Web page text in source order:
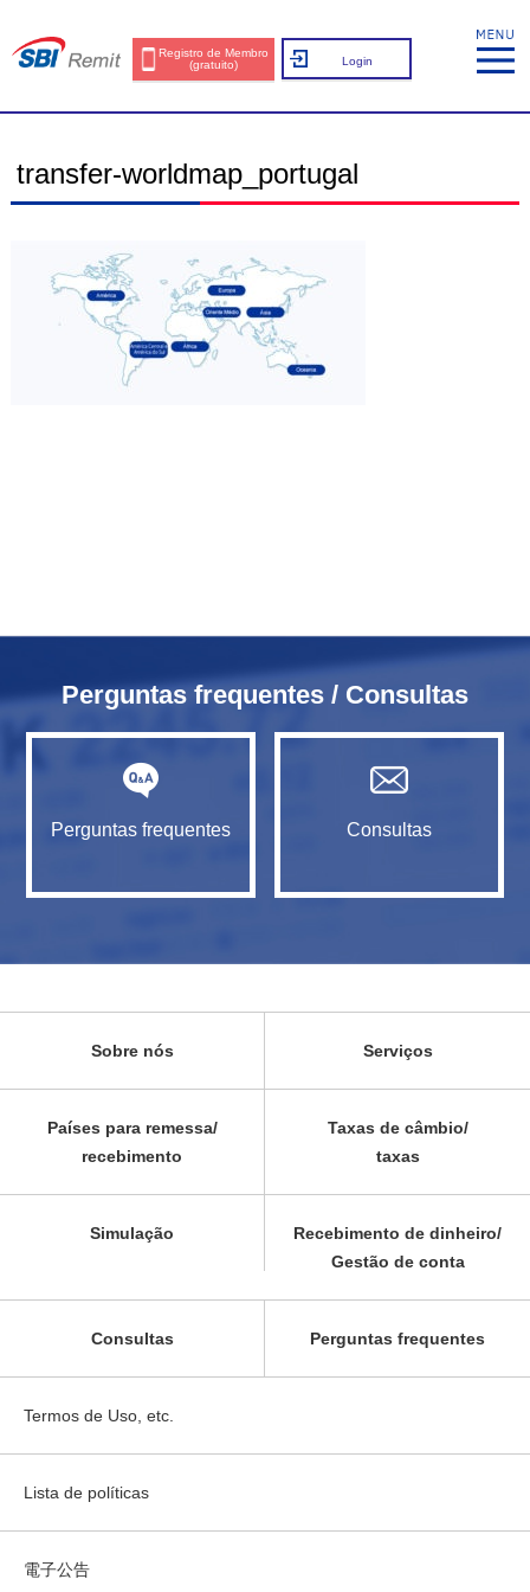
Registro de Membro
(gratuito)
Login
transfer-worldmap_portugal
Perguntas frequentes / Consultas
Perguntas frequentes Consultas
Sobre nós Serviços
Países para remessa/
recebimento
Taxas de câmbio/
taxas
Simulação
Recebimento de dinheiro/
Gestão de conta
Consultas Perguntas frequentes
Termos de Uso, etc.
Lista de políticas
電子公告